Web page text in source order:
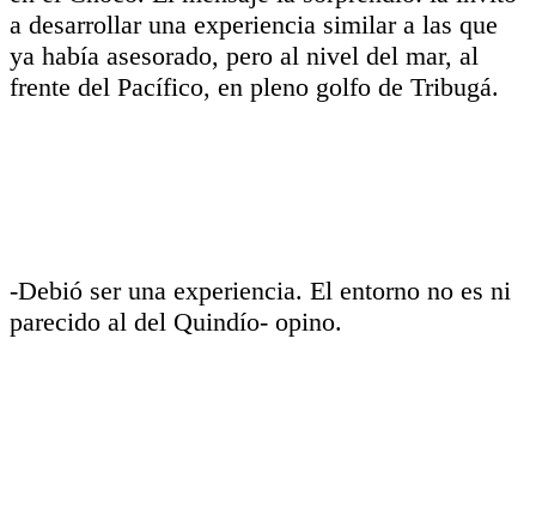
a desarrollar una experiencia similar a las que
ya había asesorado, pero al nivel del mar, al
frente del Pacífico, en pleno golfo de Tribugá.
-Debió ser una experiencia. El entorno no es ni
parecido al del Quindío- opino.